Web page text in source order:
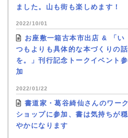
ました。山も街も楽しめます！
2022/10/01
お座敷一箱古本市出店 & 「い
つもよりも具体的な本づくりの話
を。」刊行記念トークイベント参
加
2022/01/22
書道家・葛谷綺仙さんのワーク
ショップに参加、書は気持ちが穏
やかになります